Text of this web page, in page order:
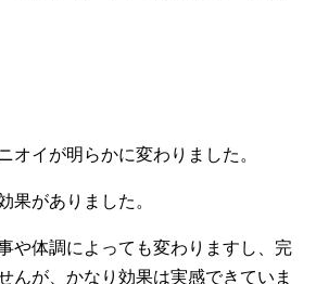
オイが明らかに変わりました。
果がありました。
や体調によっても変わりますし、完
んが、かなり効果は実感できていま